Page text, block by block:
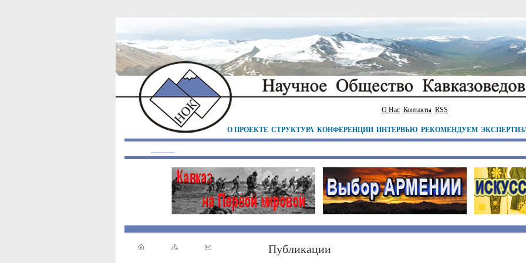
О Нас Контакты RSS
О ПРОЕКТЕ СТРУКТУРА КОНФЕРЕНЦИИ ИНТЕРВЬЮ РЕКОМЕНДУЕМ
Публикации